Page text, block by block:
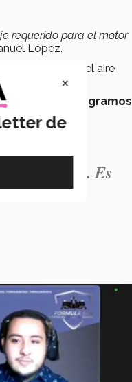
requerido para el motor
López.
en utilizar el aire
de
300 kilogramos
el equipo. Es
de todos
×
de